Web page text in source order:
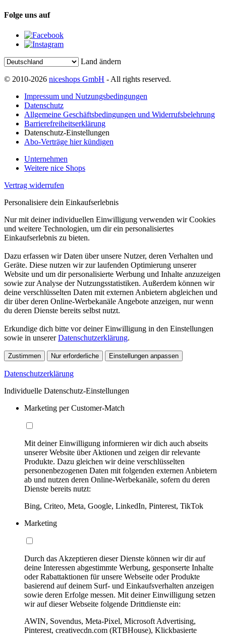
Folge uns auf
Land ändern
© 2010-2026 niceshops GmbH - All rights reserved.
Impressum und Nutzungsbedingungen
Datenschutz
Allgemeine Geschäftsbedingungen und Widerrufsbelehrung
Barrierefreiheitserklärung
Datenschutz-Einstellungen
Abo-Verträge hier kündigen
Unternehmen
Weitere nice Shops
Vertrag widerrufen
Personalisiere dein Einkaufserlebnis
Nur mit deiner individuellen Einwilligung verwenden wir Cookies
und weitere Technologien, um dir ein personalisiertes
Einkaufserlebnis zu bieten.
Dazu erfassen wir Daten über unsere Nutzer, deren Verhalten und
Geräte. Diese nutzen wir zur laufenden Optimierung unserer
Website und um dir personalisierte Werbung und Inhalte anzuzeigen
sowie zur Analyse der Nutzungsstatistiken. Außerdem können wir
deine verschlüsselten Daten mit externen Anbietern abgleichen und
dir über deren Online-Werbekanäle Angebote anzeigen, nur wenn
du deren Dienste bereits selbst nutzt.
Erkundige dich bitte vor deiner Einwilligung in den Einstellungen
sowie in unsererDatenschutzerklärung.
Zustimmen Nur erforderliche Einstellungen anpassen
Datenschutzerklärung
Individuelle Datenschutz-Einstellungen
Marketing per Customer-Match
Mit deiner Einwilligung informieren wir dich auch abseits
unserer Website über Aktionen und zeigen dir relevante
Produkte. Dazu gleichen wir deine verschlüsselten
personenbezogenen Daten mit folgenden externen Anbietern
ab und nutzen deren Online-Werbekanäle, sofern du deren
Dienste bereits nutzt:
Bing, Criteo, Meta, Google, LinkedIn, Pinterest, TikTok
Marketing
Durch das Akzeptieren dieser Dienste können wir dir auf
deine Interessen abgestimmte Werbung, gesponserte Inhalte
oder Rabattaktionen für unsere Webseite oder Produkte
basierend auf deinem Surf- und Einkaufsverhalten anzeigen
sowie deren Erfolge messen. Mit deiner Einwilligung setzen
wir auf dieser Webseite folgende Drittdienste ein:
AWIN, Sovendus, Meta-Pixel, Microsoft Advertising,
Pinterest, creativecdn.com (RTBHouse), Klickbasierte